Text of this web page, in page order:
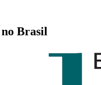
Brasil